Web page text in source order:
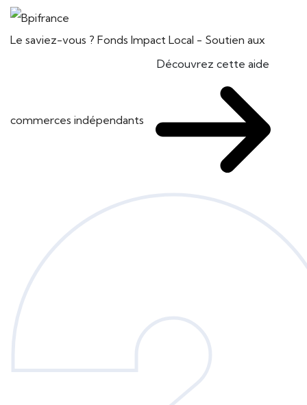
Le saviez-vous ? Fonds Impact Local - Soutien aux
commerces indépendants
Découvrez cette aide